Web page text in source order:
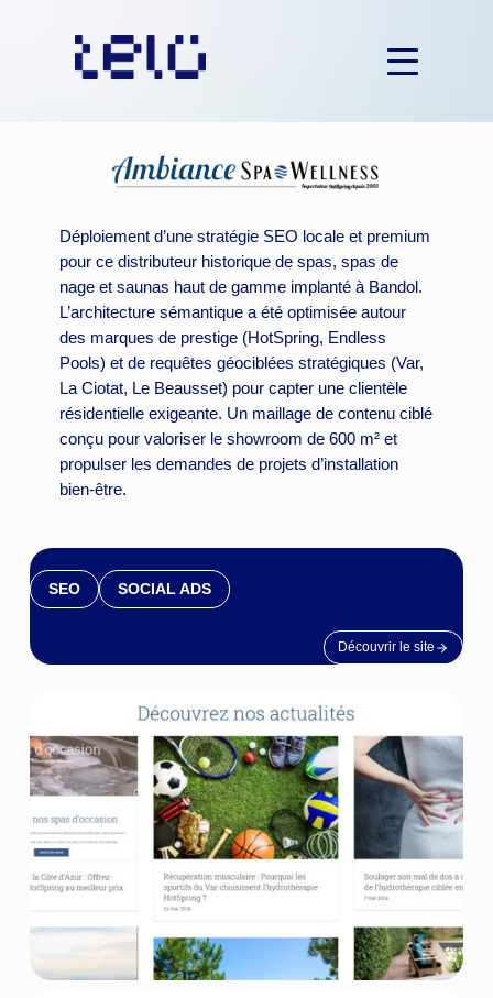
Déploiement d’une stratégie SEO locale et premium
pour ce distributeur historique de spas, spas de
nage et saunas haut de gamme implanté à Bandol.
L’architecture sémantique a été optimisée autour
des marques de prestige (HotSpring, Endless
Pools) et de requêtes géociblées stratégiques (Var,
La Ciotat, Le Beausset) pour capter une clientèle
résidentielle exigeante. Un maillage de contenu ciblé
conçu pour valoriser le showroom de 600 m² et
propulser les demandes de projets d’installation
bien-être.
SEO SOCIAL ADS
Découvrir le site